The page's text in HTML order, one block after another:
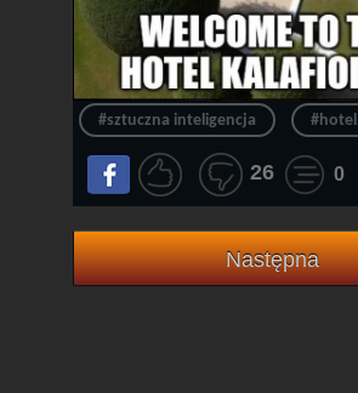
#sztuczna inteligencja #hotel
26 0
Następna